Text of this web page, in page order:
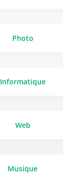
Photo
Informatique
Web
Musique